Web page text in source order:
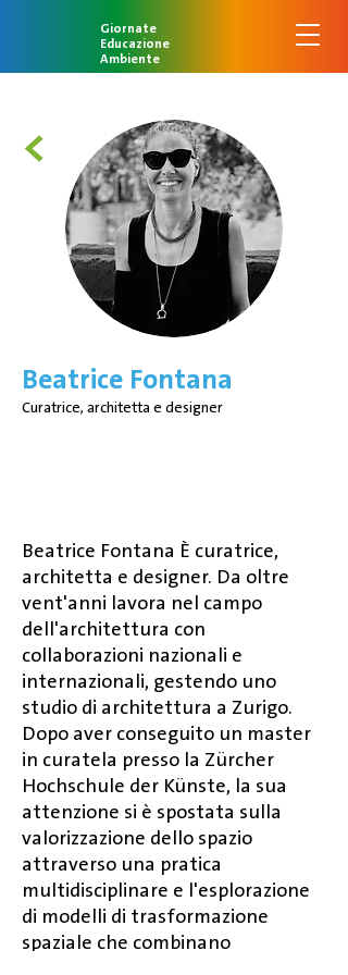
Giornate
Educazione
Ambiente
<
Beatrice Fontana
Curatrice, architetta e designer
Beatrice Fontana È curatrice,
architetta e designer. Da oltre
vent'anni lavora nel campo
dell'architettura con
collaborazioni nazionali e
internazionali, gestendo uno
studio di architettura a Zurigo.
Dopo aver conseguito un master
in curatela presso la Zürcher
Hochschule der Künste, la sua
attenzione si è spostata sulla
valorizzazione dello spazio
attraverso una pratica
multidisciplinare e l'esplorazione
di modelli di trasformazione
spaziale che combinano